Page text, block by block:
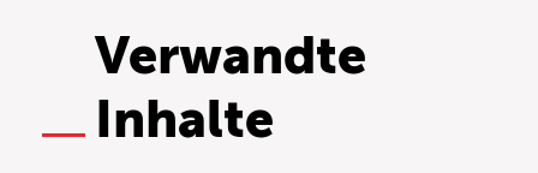
Verwandte
Inhalte